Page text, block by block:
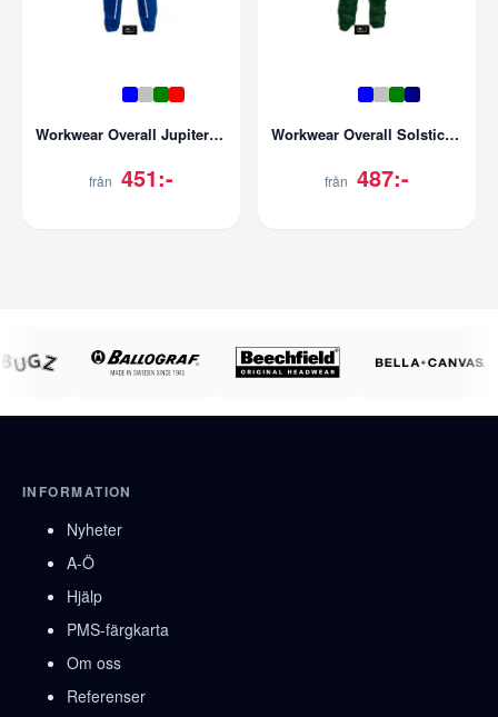
Workwear Overall Jupiter Pro
från 451:-
Workwear Overall Solstice Pro
från 487:-
INFORMATION
Nyheter
A-Ö
Hjälp
PMS-färgkarta
Om oss
Referenser